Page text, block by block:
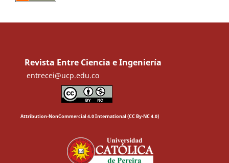
Revista Entre Ciencia e Ingeniería
entrecei@ucp.edu.co
Attribution-NonCommercial 4.0 International (CC By-NC 4.0)